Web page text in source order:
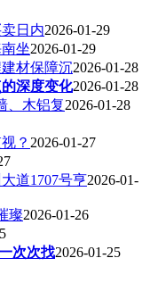
日内2026-01-29
坐2026-01-29
材保障沉2026-01-28
深度变化2026-01-28
、木铝复2026-01-28
？ 2026-01-27
道1707号亨2026-01-
璨2026-01-26
次次找2026-01-25